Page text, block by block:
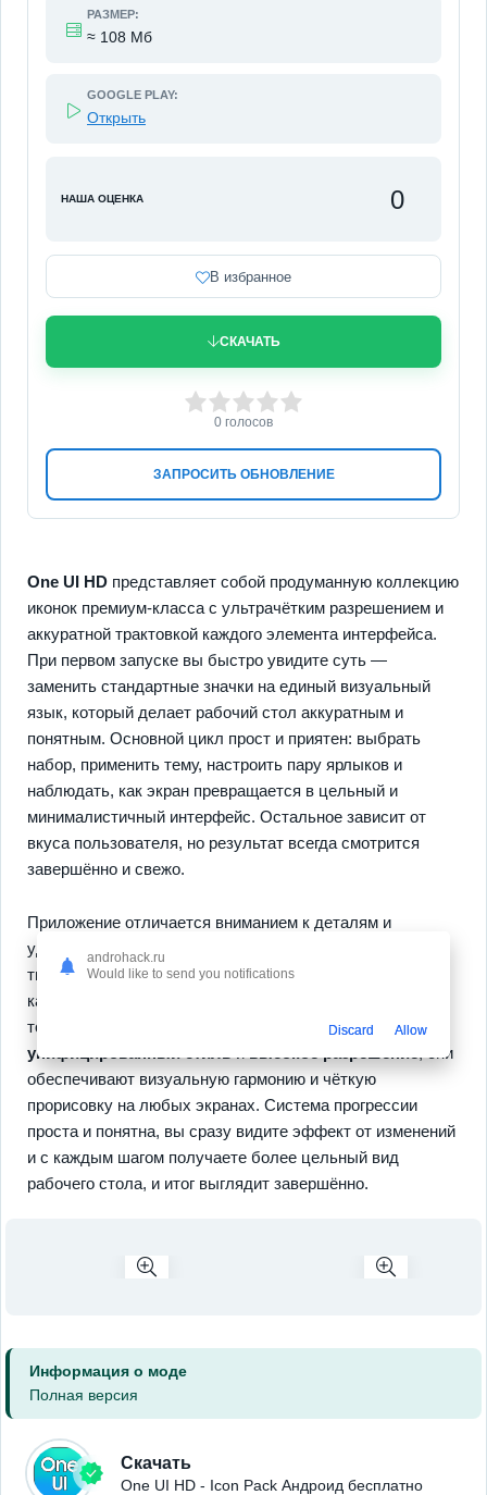
РАЗМЕР:
≈ 108 Мб
GOOGLE PLAY:
Открыть
НАША ОЦЕНКА 0
В избранное
СКАЧАТЬ
ЗАПРОСИТЬ ОБНОВЛЕНИЕ
3 4 5
0 голосов
One UI HD представляет собой продуманную коллекцию
иконок премиум‑класса с ультрачётким разрешением и
аккуратной трактовкой каждого элемента интерфейса.
При первом запуске вы быстро увидите суть —
заменить стандартные значки на единый визуальный
язык, который делает рабочий стол аккуратным и
понятным. Основной цикл прост и приятен: выбрать
набор, применить тему, настроить пару ярлыков и
наблюдать, как экран превращается в цельный и
минималистичный интерфейс. Остальное зависит от
вкуса пользователя, но результат всегда смотрится
завершённо и свежо.
Приложение отличается вниманием к деталям и
удобством использования, в нём собраны более пяти
тысяч иконок для популярных приложений и сервисов,
каждая иконка аккуратно отбалансирована по углам и
тону. Среди ключевых преимуществ можно выделить
унифицированный стиль
, они
обеспечивают визуальную гармонию и чёткую
прорисовку на любых экранах. Система прогрессии
проста и понятна, вы сразу видите эффект от изменений
и с каждым шагом получаете более цельный вид
рабочего стола, и итог выглядит завершённо.
Информация о моде
Полная версия
Скачать
One UI HD - Icon Pack Андроид бесплатно
androhack.ru
Would like to send you notifications
Discard Allow